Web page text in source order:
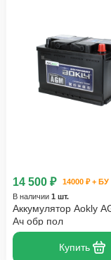
14 500 ₽
14000 ₽ + БУ
В наличии 1 шт.
Аккумулятор Aokly
Ач обр пол
Купить